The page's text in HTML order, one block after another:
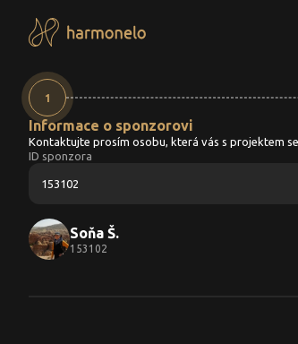
1
Informace o sponzorovi
Kontaktujte prosím osobu, která vás s projektem
ID sponzora
Soňa Š.
153102